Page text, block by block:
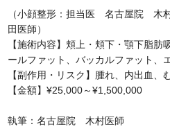
（小顔整形：担当医 名古屋院 木
田医師）
【施術内容】頬上・頬下・顎下脂肪
ールファット、バッカルファット、
【副作用・リスク】腫れ、内出血、
【金額】¥25,000～¥1,500,000
執筆：名古屋院 木村医師